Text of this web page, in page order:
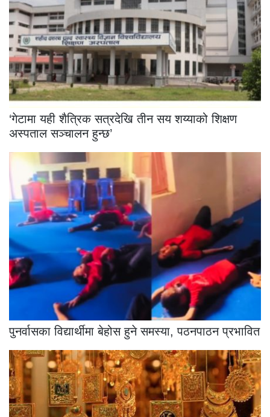
‘गेटामा यही शैत्रिक सत्रदेखि तीन सय शय्याको शिक्षण
अस्पताल सञ्चालन हुन्छ’
पुनर्वासका विद्यार्थीमा बेहोस हुने समस्या, पठनपाठन प्रभावित